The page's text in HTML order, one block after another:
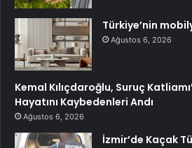
Türkiye’nin
Ağustos 6, 2026
Kemal Kılıçdaroğlu, Suruç
Hayatını Kaybedenleri Andı
Ağustos 6, 2026
İzmir’de Kaçak